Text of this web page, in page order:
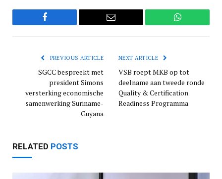
Facebook Email WhatsApp
PREVIOUS ARTICLE
SGCC bespreekt met
president Simons
versterking economische
samenwerking Suriname-
Guyana
NEXT ARTICLE
VSB roept MKB op tot
deelname aan tweede ronde
Quality & Certification
Readiness Programma
RELATED POSTS